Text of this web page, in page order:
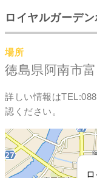
ロイヤルガーデ
場所
徳島県阿南市
詳しい情報は
認ください。